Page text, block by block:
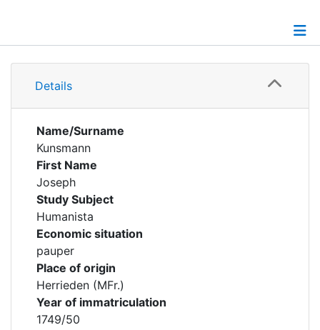
Details
Details
Name/Surname
Kunsmann
First Name
Joseph
Study Subject
Humanista
Economic situation
pauper
Place of origin
Herrieden (MFr.)
Year of immatriculation
1749/50